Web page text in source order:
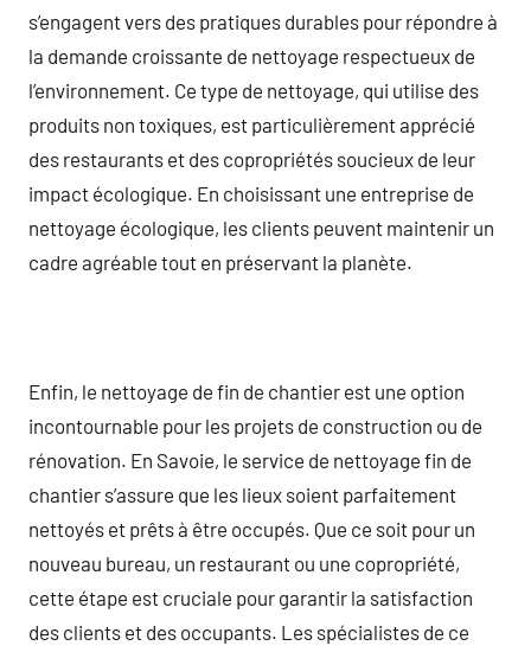
s’engagent vers des pratiques durables pour répondre à
la demande croissante de nettoyage respectueux de
l’environnement. Ce type de nettoyage, qui utilise des
produits non toxiques, est particulièrement apprécié
des restaurants et des copropriétés soucieux de leur
impact écologique. En choisissant une entreprise de
nettoyage écologique, les clients peuvent maintenir un
cadre agréable tout en préservant la planète.
Enfin, le nettoyage de fin de chantier est une option
incontournable pour les projets de construction ou de
rénovation. En Savoie, le service de nettoyage fin de
chantier s’assure que les lieux soient parfaitement
nettoyés et prêts à être occupés. Que ce soit pour un
nouveau bureau, un restaurant ou une copropriété,
cette étape est cruciale pour garantir la satisfaction
des clients et des occupants. Les spécialistes de ce